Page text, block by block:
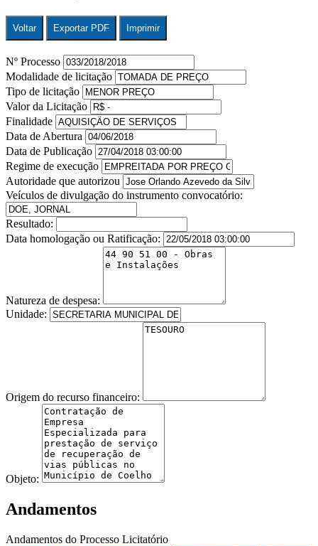
Voltar Exportar PDF Imprimir
Nº Processo
Modalidade de licitação
Tipo de licitação
Valor da Licitação
Finalidade
Data de Abertura
Data de Publicação
Regime de execução
Autoridade que autorizou
Veículos de divulgação do instrumento convocatório:
Resultado:
Data homologação ou Ratificação:
Natureza de despesa:
Unidade:
Origem do recurso financeiro:
Objeto:
Andamentos
Andamentos do Processo Licitatório